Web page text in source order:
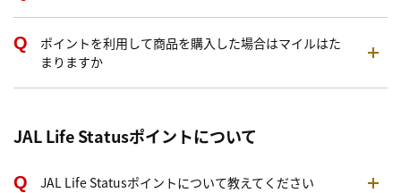
ポイントを利用して商品を購入した場合はマイルはた
まりますか
JAL Life Statusポイントについて
JAL Life Statusポイントについて教えてください